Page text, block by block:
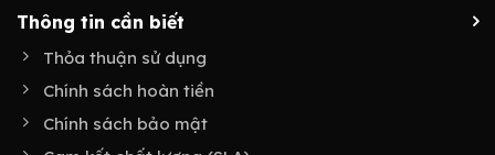
Thông tin cần biết
Thỏa thuận sử dụng
Chính sách hoàn tiền
Chính sách bảo mật